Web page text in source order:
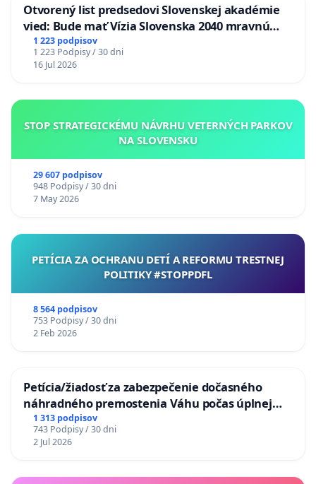
Otvorený list predsedovi Slovenskej akadémie
vied: Bude mať Vízia Slovenska 2040 mravnú
chrbticu?
1 223 podpisov
1 223 Podpisy / 30 dni
16 Jul 2026
STOP STRATEGICKÉMU NÁVRHU VETERNÝCH PARKOV
NA SLOVENSKU
29 607 podpisov
948 Podpisy / 30 dni
7 May 2026
PETÍCIA ZA OCHRANU DETÍ A REFORMU TRESTNEJ
POLITIKY #STOPPDFL
8 564 podpisov
753 Podpisy / 30 dni
2 Feb 2026
Petícia/žiadosť za zabezpečenie dočasného
náhradného premostenia Váhu počas úplnej
uzávery Vážskeho mosta v Komárne
1 313 podpisov
743 Podpisy / 30 dni
2 Jul 2026